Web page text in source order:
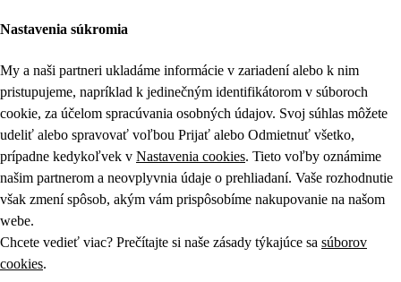
Nastavenia súkromia
My a naši partneri ukladáme informácie v zariadení alebo k nim
pristupujeme, napríklad k jedinečným identifikátorom v súboroch
cookie, za účelom spracúvania osobných údajov. Svoj súhlas môžete
udeliť alebo spravovať voľbou Prijať alebo Odmietnuť všetko,
prípadne kedykoľvek v Nastavenia cookies. Tieto voľby oznámime
našim partnerom a neovplyvnia údaje o prehliadaní. Vaše rozhodnutie
však zmení spôsob, akým vám prispôsobíme nakupovanie na našom
webe.
Chcete vedieť viac? Prečítajte si naše zásady týkajúce sa súborov
cookies.